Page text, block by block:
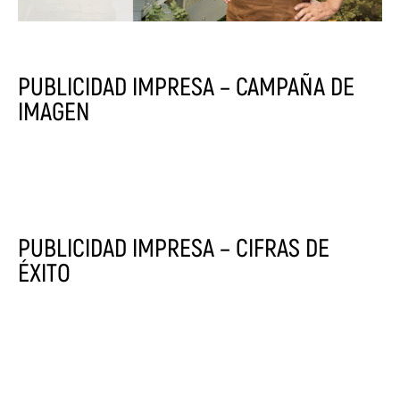
PUBLICIDAD IMPRESA – CAMPAÑA DE
IMAGEN
PUBLICIDAD IMPRESA – CIFRAS DE
ÉXITO